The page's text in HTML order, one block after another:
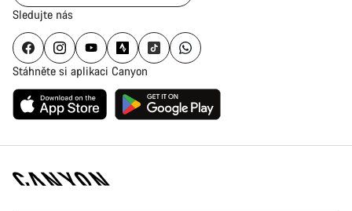
Sledujte nás
Stáhněte si aplikaci Canyon